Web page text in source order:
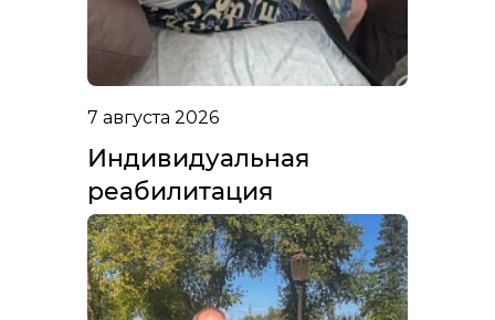
7 августа 2026
Индивидуальная
реабилитация